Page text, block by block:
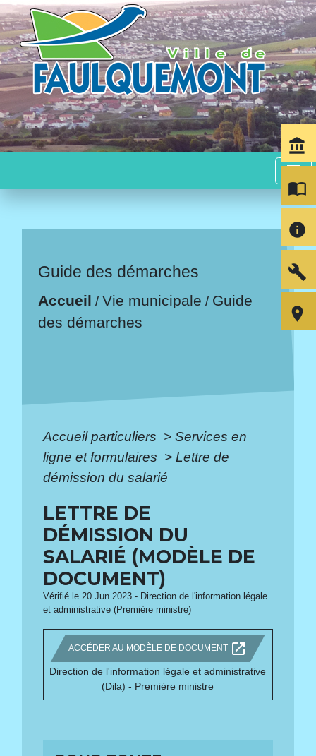
menu
Guide des démarches
Accueil /Vie municipale / Guide
des démarches
Accueil particuliers > Services en
ligne et formulaires > Lettre de
démission du salarié
LETTRE DE
DÉMISSION DU
SALARIÉ (MODÈLE DE
DOCUMENT)
Vérifié le 20 Jun 2023 - Direction de l'information légale
et administrative (Première ministre)
ACCÉDER AU MODÈLE DE DOCUMENT open_in_new
Direction de l'information légale et administrative
(Dila) - Première ministre
account_balance
import_contacts
info
build
room